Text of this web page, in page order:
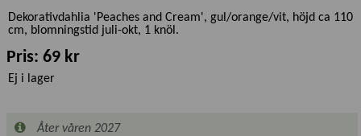
Dekorativdahlia 'Peaches and Cream', gul/orange/vit, höjd ca 110
cm, blomningstid juli-okt, 1 knöl.
Pris: 69 kr
Ej i lager
Åter våren 2027